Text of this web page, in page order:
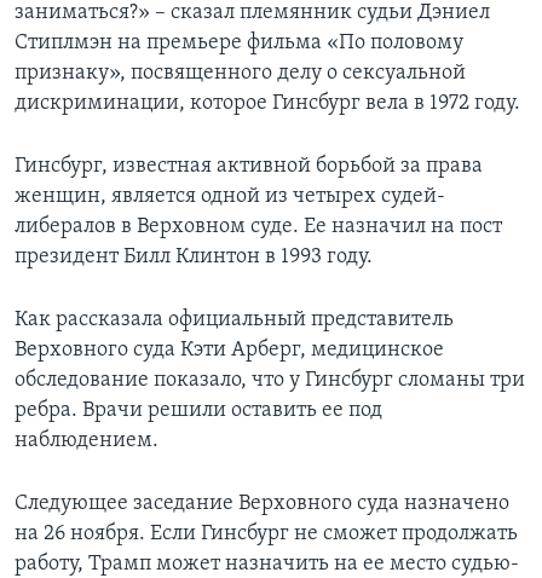
заниматься?» – сказал племянник судьи Дэниел
Стиплмэн на премьере фильма «По половому
признаку», посвященного делу о сексуальной
дискриминации, которое Гинсбург вела в 1972 году.
Гинсбург, известная активной борьбой за права
женщин, является одной из четырех судей-
либералов в Верховном суде. Ее назначил на пост
президент Билл Клинтон в 1993 году.
Как рассказала официальный представитель
Верховного суда Кэти Арберг, медицинское
обследование показало, что у Гинсбург сломаны три
ребра. Врачи решили оставить ее под
наблюдением.
Следующее заседание Верховного суда назначено
на 26 ноября. Если Гинсбург не сможет продолжать
работу, Трамп может назначить на ее место судью-